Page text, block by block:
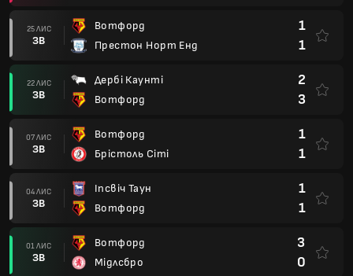
25 ЛИС
ЗВ
Вотфорд
Престон Норт Енд
1
1
22 ЛИС
ЗВ
Дербі Каунті
Вотфорд
2
3
07 ЛИС
ЗВ
Вотфорд
Брістоль Сіті
1
1
04 ЛИС
ЗВ
Іпсвіч Таун
Вотфорд
1
1
01 ЛИС
ЗВ
Вотфорд
Мідлсбро
3
0